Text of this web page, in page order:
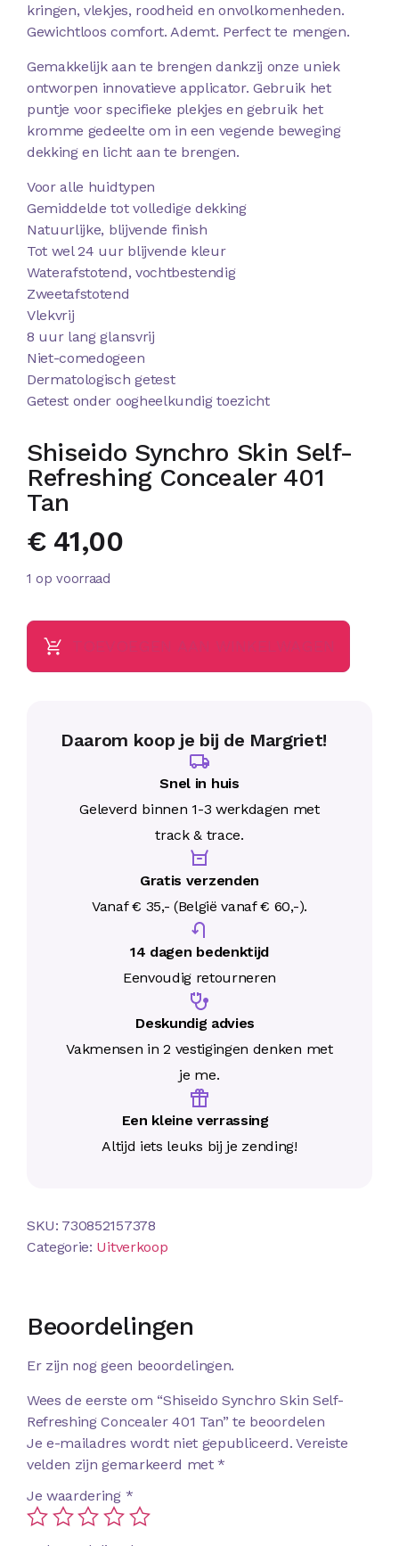
kringen, vlekjes, roodheid en onvolkomenheden.
Gewichtloos comfort. Ademt. Perfect te mengen.
Gemakkelijk aan te brengen dankzij onze uniek
ontworpen innovatieve applicator. Gebruik het
puntje voor specifieke plekjes en gebruik het
kromme gedeelte om in een vegende beweging
dekking en licht aan te brengen.
Voor alle huidtypen
Gemiddelde tot volledige dekking
Natuurlijke, blijvende finish
Tot wel 24 uur blijvende kleur
Waterafstotend, vochtbestendig
Zweetafstotend
Vlekvrij
8 uur lang glansvrij
Niet-comedogeen
Dermatologisch getest
Getest onder oogheelkundig toezicht
Shiseido Synchro Skin Self-
Refreshing Concealer 401
Tan
€41,00
1 op voorraad
Daarom koop je bij de Margriet!
Snel in huis
Geleverd binnen 1-3 werkdagen met
track & trace.
Gratis verzenden
Vanaf € 35,- (België vanaf € 60,-).
14 dagen bedenktijd
Eenvoudig retourneren
Deskundig advies
Vakmensen in 2 vestigingen denken met
je me.
Een kleine verrassing
Altijd iets leuks bij je zending!
SKU: 730852157378
Categorie: Uitverkoop
Beoordelingen
Er zijn nog geen beoordelingen.
Wees de eerste om “Shiseido Synchro Skin Self-
Refreshing Concealer 401 Tan” te beoordelen
Je e-mailadres wordt niet gepubliceerd. Vereiste
velden zijn gemarkeerd met*
Je waardering *